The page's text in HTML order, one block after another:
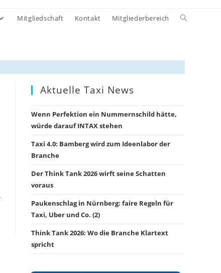
Mitgliedschaft Kontakt Mitgliederbereich
Website-
Aktuelle Taxi News
Wenn Perfektion ein Nummernschild hätte,
würde darauf INTAX stehen
Taxi 4.0: Bamberg wird zum Ideenlabor der
Branche
Der Think Tank 2026 wirft seine Schatten
voraus
Paukenschlag in Nürnberg: faire Regeln für
Taxi, Uber und Co. (2)
Think Tank 2026: Wo die Branche Klartext
spricht